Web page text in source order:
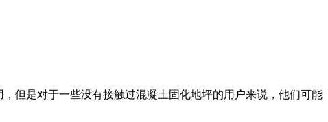
但是对于一些没有接触过混凝土固化地坪的用户来说，他们可能